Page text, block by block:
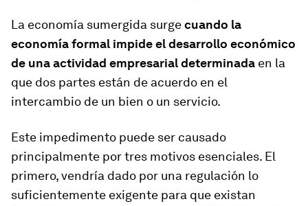
La economía sumergida surgecuando la
economía formal impide el desarrollo económico
de una actividad empresarial determinada en la
que dos partes están de acuerdo en el
intercambio de un bien o un servicio.
Este impedimento puede ser causado
principalmente por tres motivos esenciales. El
primero, vendría dado por una regulación lo
suficientemente exigente para que existan